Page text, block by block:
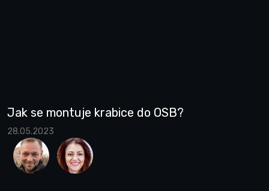
Jak se montuje krabice do OSB?
28.05.2023